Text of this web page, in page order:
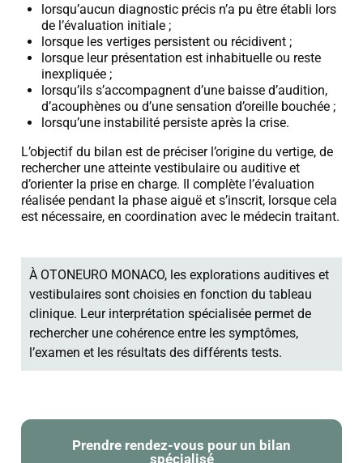
lorsqu’aucun diagnostic précis n’a pu être établi lors
de l’évaluation initiale ;
lorsque les vertiges persistent ou récidivent ;
lorsque leur présentation est inhabituelle ou reste
inexpliquée ;
lorsqu’ils s’accompagnent d’une baisse d’audition,
d’acouphènes ou d’une sensation d’oreille bouchée ;
lorsqu’une instabilité persiste après la crise.
L’objectif du bilan est de préciser l’origine du vertige, de
rechercher une atteinte vestibulaire ou auditive et
d’orienter la prise en charge. Il complète l’évaluation
réalisée pendant la phase aiguë et s’inscrit, lorsque cela
est nécessaire, en coordination avec le médecin traitant.
À OTONEURO MONACO, les explorations auditives et
vestibulaires sont choisies en fonction du tableau
clinique. Leur interprétation spécialisée permet de
rechercher une cohérence entre les symptômes,
l’examen et les résultats des différents tests.
Prendre rendez-vous pour un bilan
spécialisé